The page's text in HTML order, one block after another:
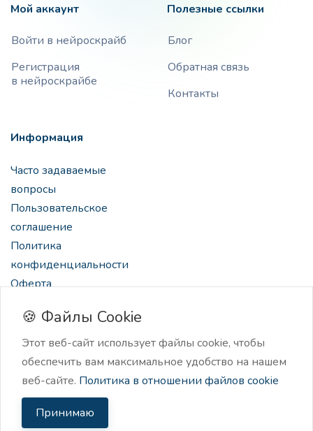
Мой аккаунт
Войти в нейроскрайб
Регистрация
в нейроскрайбе
Полезные ссылки
Блог
Обратная связь
Контакты
Информация
Часто задаваемые
вопросы
Пользовательское
соглашение
Политика
конфиденциальности
Оферта
2024 Нейроскрайб, нейро-ассистент для создателей
контента.
🍪 Файлы Cookie
Этот веб-сайт использует файлы cookie, чтобы
обеспечить вам максимальное удобство на нашем
веб-сайте. Политика в отношении файлов cookie
Принимаю